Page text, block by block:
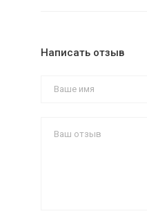
Написать отзыв